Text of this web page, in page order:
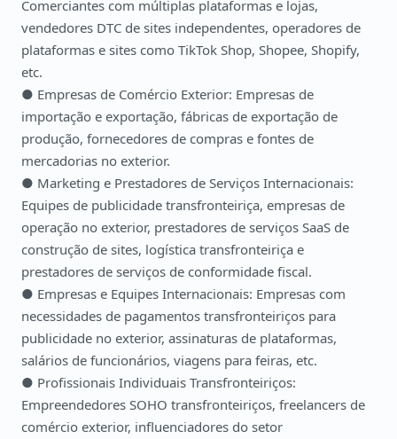
Comerciantes com múltiplas plataformas e lojas,
vendedores DTC de sites independentes, operadores de
plataformas e sites como TikTok Shop, Shopee, Shopify,
etc.
● Empresas de Comércio Exterior: Empresas de
importação e exportação, fábricas de exportação de
produção, fornecedores de compras e fontes de
mercadorias no exterior.
● Marketing e Prestadores de Serviços Internacionais:
Equipes de publicidade transfronteiriça, empresas de
operação no exterior, prestadores de serviços SaaS de
construção de sites, logística transfronteiriça e
prestadores de serviços de conformidade fiscal.
● Empresas e Equipes Internacionais: Empresas com
necessidades de pagamentos transfronteiriços para
publicidade no exterior, assinaturas de plataformas,
salários de funcionários, viagens para feiras, etc.
● Profissionais Individuais Transfronteiriços:
Empreendedores SOHO transfronteiriços, freelancers de
comércio exterior, influenciadores do setor